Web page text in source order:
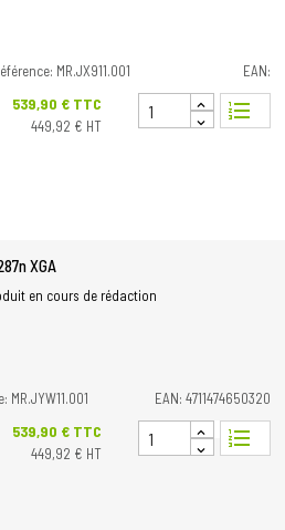
MR.JX911.001
EAN:
Prix
539,90 € TTC
449,92 € HT
format_list_numbered
XGA
en cours de rédaction
MR.JYW11.001
EAN: 4711474650320
Prix
539,90 € TTC
449,92 € HT
format_list_numbered